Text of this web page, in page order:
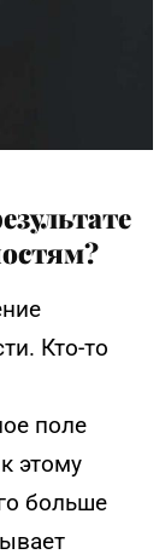
Кто-то
поле
этому
больше